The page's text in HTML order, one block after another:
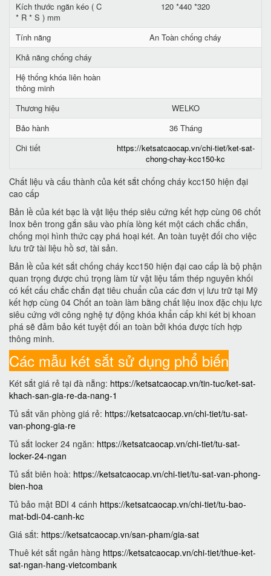
Kích thước ngăn kéo ( C
* R * S ) mm
120 *440 *320
Tính năng
An Toàn chống cháy
Khả năng chống cháy
Hệ thống khóa liên hoàn
thông minh
Thương hiệu
WELKO
Bảo hành
36 Tháng
Chi tiết
https://ketsatcaocap.vn/chi-tiet/ket-sat-
chong-chay-kcc150-kc
Chất liệu và cấu thành của két sắt chống cháy kcc150 hiện đại
cao cấp
Bản lề của két bạc là vật liệu thép siêu cứng kết hợp cùng 06 chốt
Inox bên trong gắn sâu vào phía lòng két một cách chắc chắn,
chống mọi hình thức cạy phá hoại két. An toàn tuyệt đối cho việc
lưu trữ tài liệu hồ sơ, tài sản.
Bản lề của két sắt chống cháy kcc150 hiện đại cao cấp là bộ phận
quan trọng được chú trọng làm từ vật liệu tấm thép nguyên khối
có kết cấu chắc chắn đạt tiêu chuẩn của các đơn vị lưu trữ tại Mỹ
kết hợp cùng 04 Chốt an toàn làm bằng chất liệu inox đặc chịu lực
siêu cứng với công nghệ tự động khóa khẩn cấp khi két bị khoan
phá sẽ đảm bảo két tuyệt đối an toàn bởi khóa được tích hợp
thông minh.
Các mẫu két sắt sử dụng phổ biến
Két sắt giá rẻ tại đà nẵng: https://ketsatcaocap.vn/tin-tuc/ket-sat-
khach-san-gia-re-da-nang-1
Tủ sắt văn phòng giá rẻ: https://ketsatcaocap.vn/chi-tiet/tu-sat-
van-phong-gia-re
Tủ sắt locker 24 ngăn: https://ketsatcaocap.vn/chi-tiet/tu-sat-
locker-24-ngan
Tủ sắt biên hoà: https://ketsatcaocap.vn/chi-tiet/tu-sat-van-phong-
bien-hoa
Tủ bảo mật BDI 4 cánh https://ketsatcaocap.vn/chi-tiet/tu-bao-
mat-bdi-04-canh-kc
Giá sắt: https://ketsatcaocap.vn/san-pham/gia-sat
Thuê két sắt ngân hàng https://ketsatcaocap.vn/chi-tiet/thue-ket-
sat-ngan-hang-vietcombank